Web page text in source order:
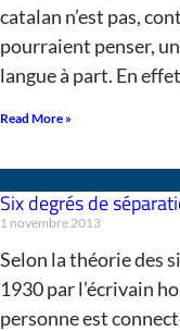
catalan n’est pas,
pourraient penser,
langue à part. En
Read More »
Six degrés de
1 novembre 2013
Selon la théorie des
1930 par l’écrivain
personne est